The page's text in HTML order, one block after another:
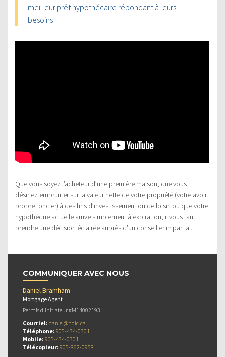
meilleur prêt hypothécaire répondant à leurs
besoins!
Que vous soyez l’acheteur d’une première maison, que vous
désiriez emprunter sur la valeur nette de votre propriété (votre avoir
propre foncier) à des fins d’investissement ou de loisir, ou que votre
hypothèque actuelle arrive simplement à expiration, il vous faut
prendre une décision éclairée auprès d’un conseiller impartial.
COMMUNIQUER AVEC NOUS
Daniel Bramham
Mortgage Agent
Permis d’initiateur #M14002193
Courriel: daniel@ndlc.ca
Téléphone: 905-434-0301
Mobile: 905-434-0301
Télécopieur: 905-862-0958